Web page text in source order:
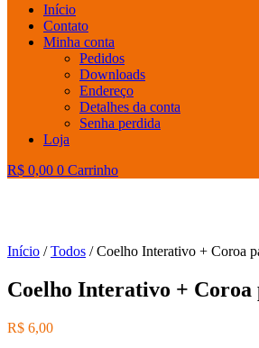
Início
Contato
Minha conta
Pedidos
Downloads
Endereço
Detalhes da conta
Senha perdida
Loja
R$ 0,00 0 Carrinho
Início /Todos / Coelho Interativo + Coroa
Coelho Interativo +
R$ 6,00